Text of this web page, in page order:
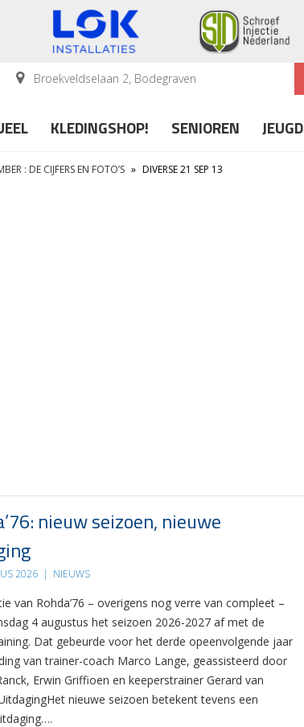
Broekveldselaan 2, Bodegraven
KLEDINGSHOP! SENIOREN JEUGD
: DE CIJFERS EN FOTO’S » DIVERSE 21 SEP 13
nieuw seizoen, nieuwe
2026 | NIEUWS
van Rohda’76 – overigens nog verre van compleet –
4 augustus het seizoen 2026-2027 af met de
Dat gebeurde voor het derde opeenvolgende jaar
van trainer-coach Marco Lange, geassisteerd door
Erwin Griffioen en keeperstrainer Gerard van
nieuwe seizoen betekent tevens een